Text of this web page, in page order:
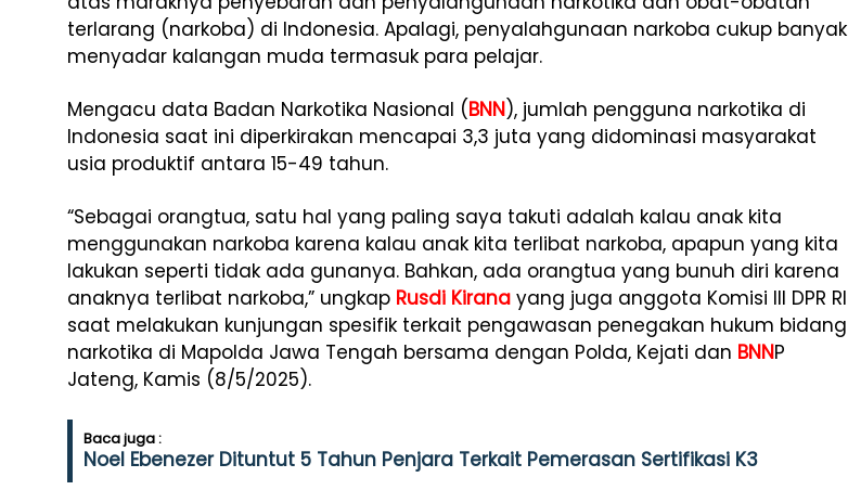
terlarang (narkoba) di Indonesia. Apalagi, penyalahgunaan narkoba cukup banyak
menyadar kalangan muda termasuk para pelajar.
Mengacu data Badan Narkotika Nasional (BNN), jumlah pengguna narkotika di
Indonesia saat ini diperkirakan mencapai 3,3 juta yang didominasi masyarakat
usia produktif antara 15-49 tahun.
“Sebagai orangtua, satu hal yang paling saya takuti adalah kalau anak kita
menggunakan narkoba karena kalau anak kita terlibat narkoba, apapun yang kita
lakukan seperti tidak ada gunanya. Bahkan, ada orangtua yang bunuh diri karena
anaknya terlibat narkoba,” ungkap Rusdi Kirana yang juga anggota Komisi III DPR RI
saat melakukan kunjungan spesifik terkait pengawasan penegakan hukum bidang
narkotika di Mapolda Jawa Tengah bersama dengan Polda, Kejati dan BNNP
Jateng, Kamis (8/5/2025).
Baca juga :
Noel Ebenezer Dituntut 5 Tahun Penjara Terkait Pemerasan Sertifikasi K3